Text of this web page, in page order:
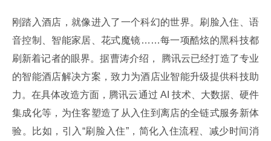
刚踏入酒店，就像进入了一个科幻的世界。刷脸入住、语
音控制、智能家居、花式魔镜……每一项酷炫的黑科技都
刷新着记者的眼界。据曹涛介绍， 腾讯云已经打造了专业
的智能酒店解决方案，致力为酒店业智能升级提供科技助
力。在具体改造方面，腾讯云通过 AI 技术、大数据、硬件
集成化等，为住客塑造了从入住到离店的全链式服务新体
验。比如，引入“刷脸入住”，简化入住流程、减少时间消